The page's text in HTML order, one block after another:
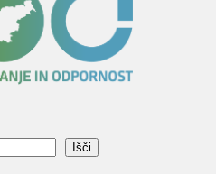
Išči